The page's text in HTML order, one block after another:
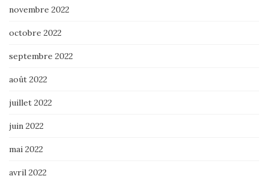
novembre 2022
octobre 2022
septembre 2022
août 2022
juillet 2022
juin 2022
mai 2022
avril 2022